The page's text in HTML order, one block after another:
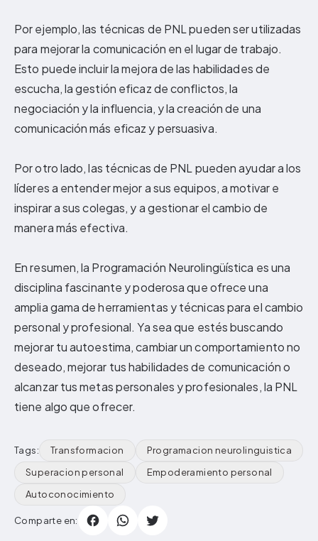
Por ejemplo, las técnicas de PNL pueden ser utilizadas
para mejorar la comunicación en el lugar de trabajo.
Esto puede incluir la mejora de las habilidades de
escucha, la gestión eficaz de conflictos, la
negociación y la influencia, y la creación de una
comunicación más eficaz y persuasiva.
Por otro lado, las técnicas de PNL pueden ayudar a los
líderes a entender mejor a sus equipos, a motivar e
inspirar a sus colegas, y a gestionar el cambio de
manera más efectiva.
En resumen, la Programación Neurolingüística es una
disciplina fascinante y poderosa que ofrece una
amplia gama de herramientas y técnicas para el cambio
personal y profesional. Ya sea que estés buscando
mejorar tu autoestima, cambiar un comportamiento no
deseado, mejorar tus habilidades de comunicación o
alcanzar tus metas personales y profesionales, la PNL
tiene algo que ofrecer.
Tags: Transformacion
Programacion neurolinguistica
Superacion personal
Empoderamiento personal
Autoconocimiento
Comparte en: